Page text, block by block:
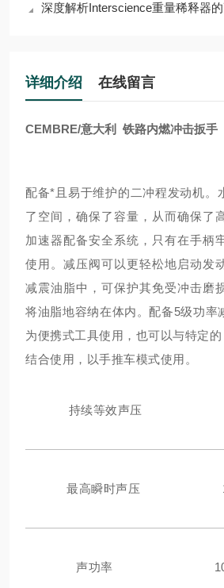
深度解析Interscience重量稀释器的高
详细介绍 在线留言
CEMBRE/意大利 铁路内燃冲击扳手
配备*且易于维护的二冲程发动机。
了空间，确保了容量，从而确保了
加速器配备安全系统，只有在手柄
使用。减压阀可以更轻松地启动发
减震油脂中，可保护其免受冲击磨
将油脂地容纳在体内。配备5级功率
为便携式工具使用，也可以与特定
结合使用，以手推车模式使用。
持续等效声压
最高瞬时声压
声功率